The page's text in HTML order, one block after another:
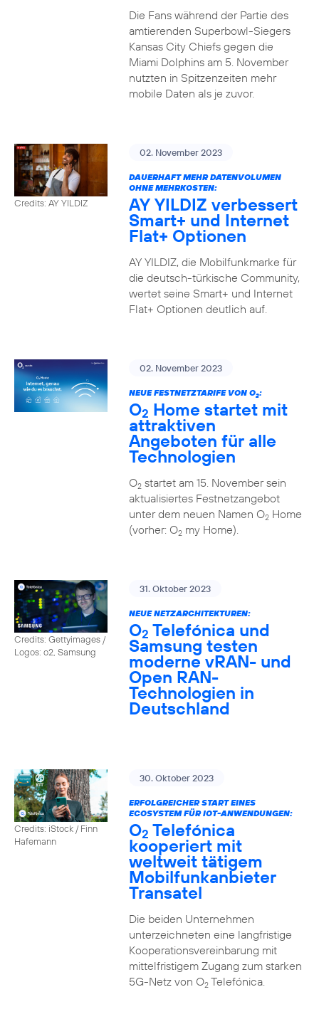
Die Fans während der Partie des
amtierenden Superbowl-Siegers
Kansas City Chiefs gegen die
Miami Dolphins am 5. November
nutzten in Spitzenzeiten mehr
mobile Daten als je zuvor.
Credits: AY YILDIZ
02. November 2023
DAUERHAFT MEHR DATENVOLUMEN
OHNE MEHRKOSTEN:
AY YILDIZ verbessert
Smart+ und Internet
Flat+ Optionen
AY YILDIZ, die Mobilfunkmarke für
die deutsch-türkische Community,
wertet seine Smart+ und Internet
Flat+ Optionen deutlich auf.
02. November 2023
NEUE FESTNETZTARIFE VON O2:
O2 Home startet mit
attraktiven
Angeboten für alle
Technologien
O2startet am 15. November sein
aktualisiertes Festnetzangebot
unter dem neuen Namen O2Home
(vorher: O2my Home).
Credits: Gettyimages /
Logos: o2, Samsung
31. Oktober 2023
NEUE NETZARCHITEKTUREN:
O2 Telefónica und
Samsung testen
moderne vRAN- und
Open RAN-
Technologien in
Deutschland
Credits: iStock / Finn
Hafemann
30. Oktober 2023
ERFOLGREICHER START EINES
ECOSYSTEM FÜR IOT-ANWENDUNGEN:
O2 Telefónica
kooperiert mit
weltweit tätigem
Mobilfunkanbieter
Transatel
Die beiden Unternehmen
unterzeichneten eine langfristige
Kooperationsvereinbarung mit
mittelfristigem Zugang zum starken
5G-Netz von O2Telefónica.